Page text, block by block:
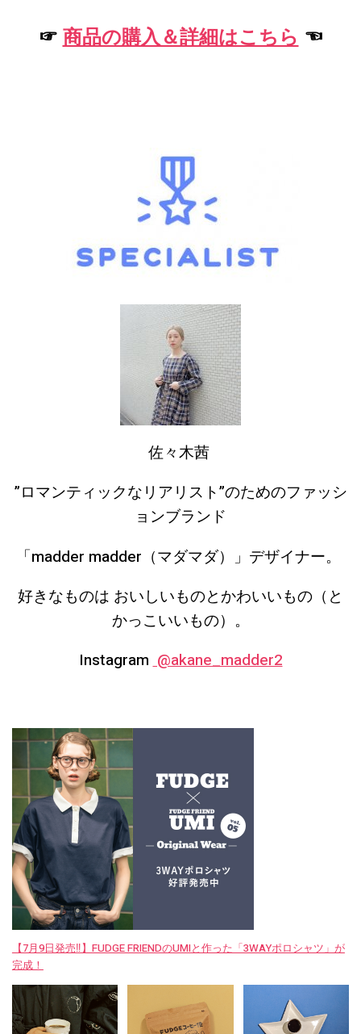
☞ 商品の購入＆詳細はこちら ☜
佐々木茜
”ロマンティックなリアリスト”のためのファッシ
ョンブランド
「madder madder（マダマダ）」デザイナー。
好きなものは おいしいものとかわいいもの（と
かっこいいもの）。
Instagram@akane_madder2
【7月9日発売‼︎】FUDGE FRIENDのUMIと作った「3WAYポロシャツ」が
完成！